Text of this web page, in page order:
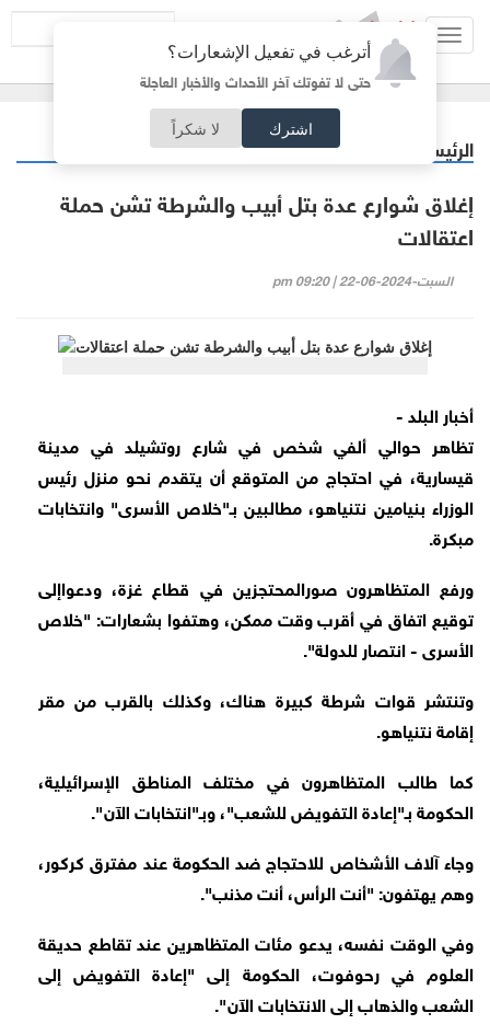
أترغب في تفعيل الإشعارات؟
حتى لا تفوتك آخر الأحداث والأخبار العاجلة
اشترك لا شكراً
الرئيسية عربي دولي
إغلاق شوارع عدة بتل أبيب والشرطة تشن حملة
اعتقالات
السبت-2024-06-22 | 09:20 pm
أخبار البلد -
تظاهر حوالي ألفي شخص في شارع روتشيلد في مدينة
قيسارية، في احتجاج من المتوقع أن يتقدم نحو منزل رئيس
الوزراء بنيامين نتنياهو، مطالبين بـ"خلاص الأسرى" وانتخابات
مبكرة.
ورفع المتظاهرون صورالمحتجزين في قطاع غزة، ودعواإلى
توقيع اتفاق في أقرب وقت ممكن، وهتفوا بشعارات: "خلاص
الأسرى - انتصار للدولة".
وتنتشر قوات شرطة كبيرة هناك، وكذلك بالقرب من مقر
إقامة نتنياهو.
كما طالب المتظاهرون في مختلف المناطق الإسرائيلية،
الحكومة بـ"إعادة التفويض للشعب"، وبـ"انتخابات الآن".
وجاء آلاف الأشخاص للاحتجاج ضد الحكومة عند مفترق كركور،
وهم يهتفون: "أنت الرأس، أنت مذنب".
وفي الوقت نفسه، يدعو مئات المتظاهرين عند تقاطع حديقة
العلوم في رحوفوت، الحكومة إلى "إعادة التفويض إلى
الشعب والذهاب إلى الانتخابات الآن".